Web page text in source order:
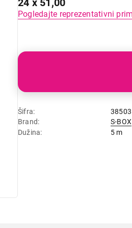
24 x 51,00
Pogledajte reprezentativni
Šifra
38503
Brand
S-BOX
Dužina
5 m